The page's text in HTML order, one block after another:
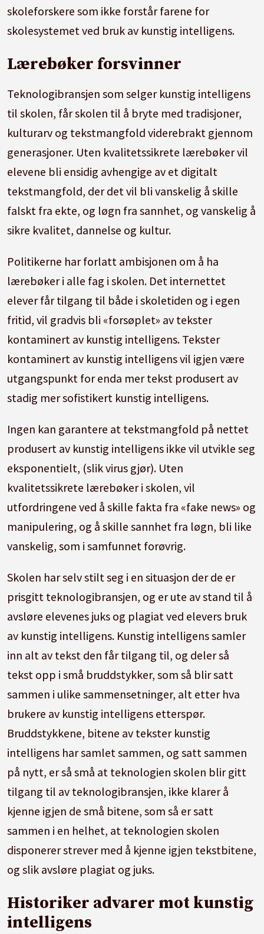
skoleforskere som ikke forstår farene for
skolesystemet ved bruk av kunstig intelligens.
Lærebøker forsvinner
Teknologibransjen som selger kunstig intelligens
til skolen, får skolen til å bryte med tradisjoner,
kulturarv og tekstmangfold viderebrakt gjennom
generasjoner. Uten kvalitetssikrete lærebøker vil
elevene bli ensidig avhengige av et digitalt
tekstmangfold, der det vil bli vanskelig å skille
falskt fra ekte, og løgn fra sannhet, og vanskelig å
sikre kvalitet, dannelse og kultur.
Politikerne har forlatt ambisjonen om å ha
lærebøker i alle fag i skolen. Det internettet
elever får tilgang til både i skoletiden og i egen
fritid, vil gradvis bli «forsøplet» av tekster
kontaminert av kunstig intelligens. Tekster
kontaminert av kunstig intelligens vil igjen være
utgangspunkt for enda mer tekst produsert av
stadig mer sofistikert kunstig intelligens.
Ingen kan garantere at tekstmangfold på nettet
produsert av kunstig intelligens ikke vil utvikle seg
eksponentielt, (slik virus gjør). Uten
kvalitetssikrete lærebøker i skolen, vil
utfordringene ved å skille fakta fra «fake news» og
manipulering, og å skille sannhet fra løgn, bli like
vanskelig, som i samfunnet forøvrig.
Skolen har selv stilt seg i en situasjon der de er
prisgitt teknologibransjen, og er ute av stand til å
avsløre elevenes juks og plagiat ved elevers bruk
av kunstig intelligens. Kunstig intelligens samler
inn alt av tekst den får tilgang til, og deler så
tekst opp i små bruddstykker, som så blir satt
sammen i ulike sammensetninger, alt etter hva
brukere av kunstig intelligens etterspør.
Bruddstykkene, bitene av tekster kunstig
intelligens har samlet sammen, og satt sammen
på nytt, er så små at teknologien skolen blir gitt
tilgang til av teknologibransjen, ikke klarer å
kjenne igjen de små bitene, som så er satt
sammen i en helhet, at teknologien skolen
disponerer strever med å kjenne igjen tekstbitene,
og slik avsløre plagiat og juks.
Historiker advarer mot kunstig
intelligens